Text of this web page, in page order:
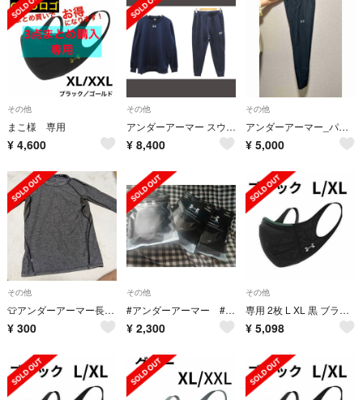
その他
まこ様 専用
¥ 4,600
その他
アンダーアーマー スウェット スウェットパンツ セットアップ XL ネイビー
¥ 8,400
その他
アンダーアーマー_パンツ_メンズ_ブラック
¥ 5,000
その他
👕アンダーアーマー長袖シャツ👕
¥ 300
その他
#アンダーアーマー #マスク #メンズ 新品未使用
¥ 2,300
その他
専用 2枚 L XL 黒 ブラック UNDER ARMOUR スポーツ マスク
¥ 5,098